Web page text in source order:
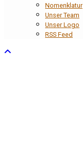
Nomenklatur
Unser Team
Unser Logo
RSS Feed